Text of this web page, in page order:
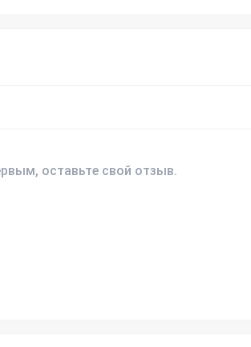
оставьте свой отзыв.